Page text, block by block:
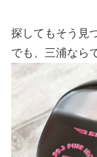
探してもそう見
でも、三浦なら